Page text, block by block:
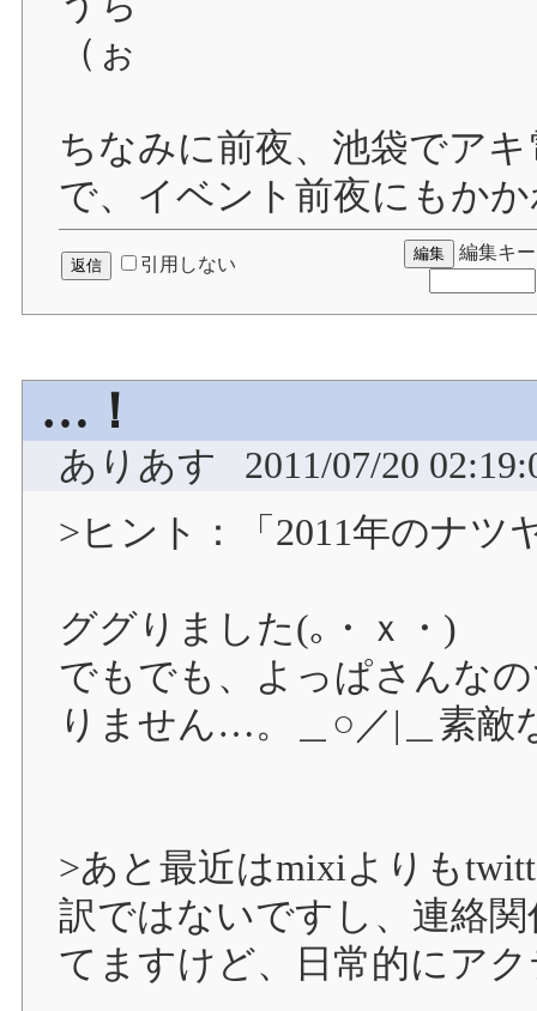
（ぉ
ちなみに前夜、池袋でア
で、イベント前夜にもか
引用しない
編集キー
…！
ありあす
2011/07/20
>ヒント：「2011年のナツ
ググりました(｡・ｘ・)ゞ
でもでも、よっぱさんな
りません…。＿○／|＿素敵
>あと最近はmixiよりも
訳ではないですし、連絡
てますけど、日常的にア